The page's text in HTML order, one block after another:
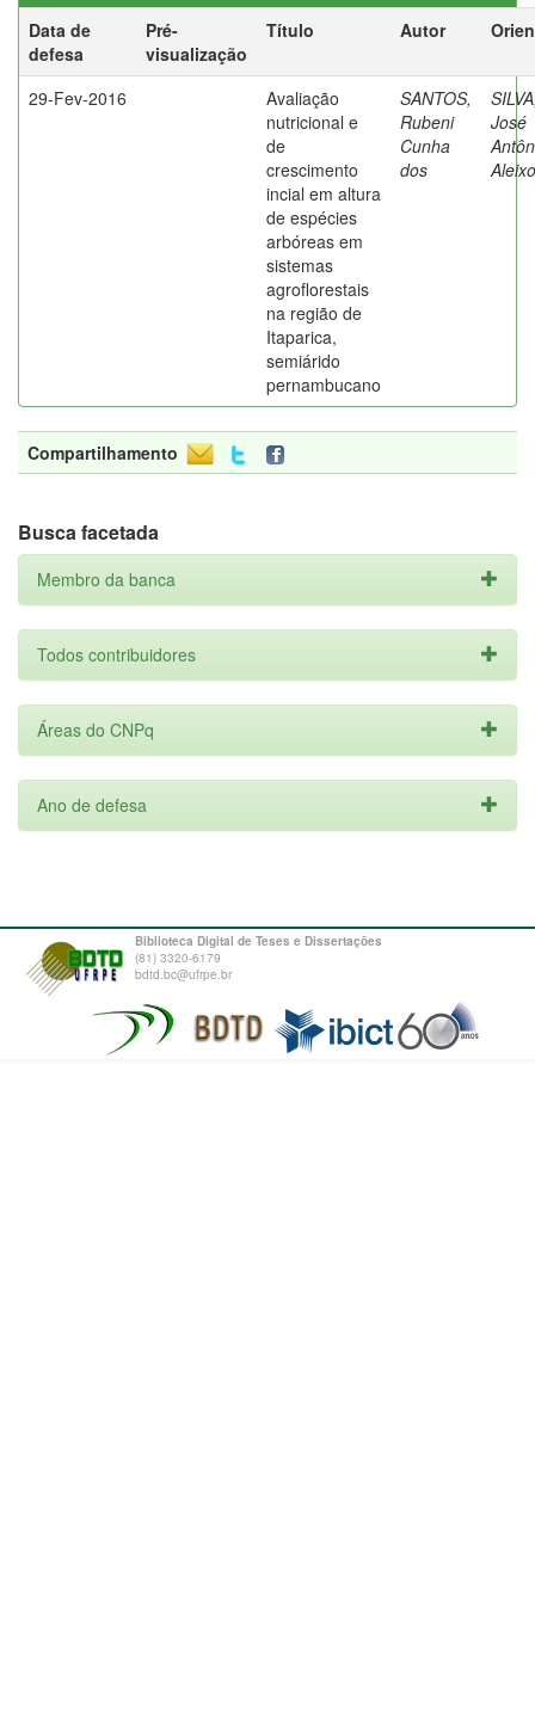
Data de
defesa
Pré-
visualização
Título Autor
29-Fev-2016
Avaliação
nutricional e
de
crescimento
incial em altura
de espécies
arbóreas em
sistemas
agroflorestais
na região de
Itaparica,
semiárido
pernambucano
SANTOS,
Rubeni
Cunha
dos
José
Compartilhamento
Busca facetada
Membro da banca
Todos contribuidores
Áreas do CNPq
Ano de defesa
Biblioteca Digital de Teses e Dissertações
(81) 3320-6179
bdtd.bc@ufrpe.br